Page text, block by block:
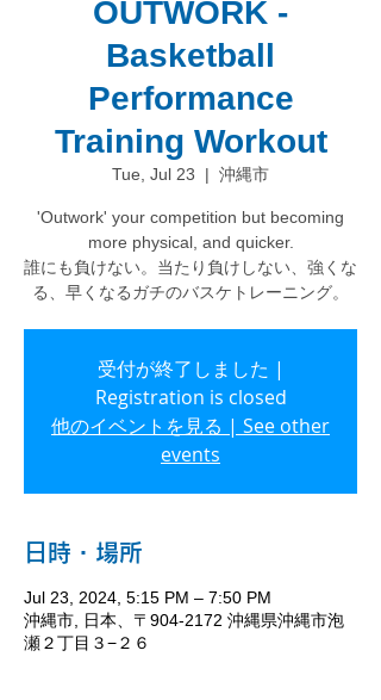
OUTWORK -
Basketball
Performance
Training Workout
Tue, Jul 23
  |
沖縄市
'Outwork' your competition but becoming
more physical, and quicker.
誰にも負けない。当たり負けしない、強くな
る、早くなるガチのバスケトレーニング。
受付が終了しました |
Registration is closed
他のイベントを見る | See other
events
日時・場所
Jul 23, 2024, 5:15 PM – 7:50 PM
沖縄市, 日本、〒904-2172 沖縄県沖縄市泡
瀬２丁目３−２６